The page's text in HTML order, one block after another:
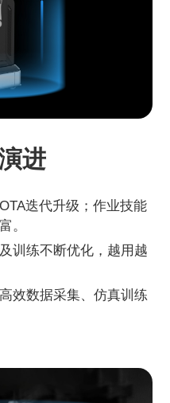
进
迭代升级；作业技能
。
训练不断优化，越用越
效数据采集、仿真训练